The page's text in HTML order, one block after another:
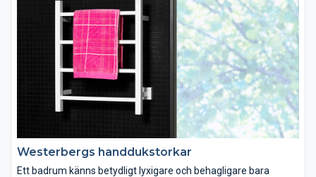
Westerbergs handdukstorkar
Ett badrum känns betydligt lyxigare och behagligare bara